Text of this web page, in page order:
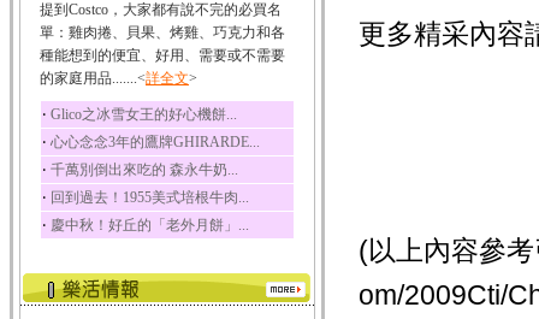
荔枝
荔枝性質溫和所含的營
養素有醣類、檸檬酸...
五味子
五味子性質溫熱所含營
養成分有揮發油、檸...
草魚
草魚含有維生素A、維生
素C、及豐富的蛋白...
提到Costco，大家都有說不完的必買名
單：雞肉捲、貝果、烤雞、巧克力和各
種能想到的便宜、好用、需要或不需要
的家庭用品.......<詳全文>
‧ Glico之冰雪女王的好心機餅...
‧ 心心念念3年的鷹牌GHIRARDE...
‧ 千萬別倒出來吃的 森永牛奶...
‧ 回到過去！1955美式培根牛肉...
‧ 慶中秋！好丘的「老外月餅」...
更多精采內容
(以上內容參
om/2009Cti/